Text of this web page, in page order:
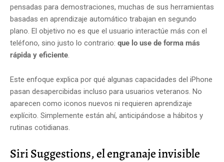
pensadas para demostraciones, muchas de sus herramientas
basadas en aprendizaje automático trabajan en segundo
plano. El objetivo no es que el usuario interactúe más con el
teléfono, sino justo lo contrario: que lo use de forma más
rápida y eficiente.
Este enfoque explica por qué algunas capacidades del iPhone
pasan desapercibidas incluso para usuarios veteranos. No
aparecen como iconos nuevos ni requieren aprendizaje
explícito. Simplemente están ahí, anticipándose a hábitos y
rutinas cotidianas.
Siri Suggestions, el engranaje invisible